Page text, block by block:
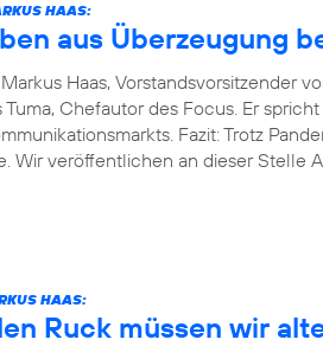
HAAS:
aus Überzeugung
Haas, Vorstandsvorsitzender
Chefautor des Focus. Er
Fazit: Trotz
Wir veröffentlichen an dieser Stelle
HAAS:
Ruck müssen wir